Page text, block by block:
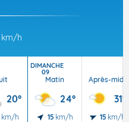
km/h
20°
km/h
DIMANCHE
09
Matin
24°
15 km/h
Après-midi
31°
15 km/h